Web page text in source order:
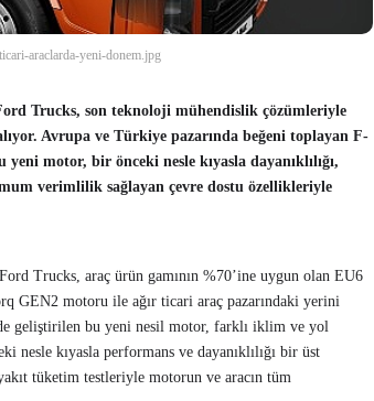
araclarda-yeni-donem.jpg
Trucks, son teknoloji mühendislik çözümleriyle
Avrupa ve Türkiye pazarında beğeni toplayan F-
yeni motor, bir önceki nesle kıyasla dayanıklılığı,
verimlilik sağlayan çevre dostu özellikleriyle
Trucks, araç ürün gamının %70’ine uygun olan EU6
GEN2 motoru ile ağır ticari araç pazarındaki yerini
geliştirilen bu yeni nesil motor, farklı iklim ve yol
nesle kıyasla performans ve dayanıklılığı bir üst
tüketim testleriyle motorun ve aracın tüm